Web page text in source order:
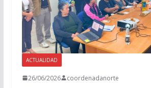
ACTUALIDAD
26/06/2026 coordenadanorte